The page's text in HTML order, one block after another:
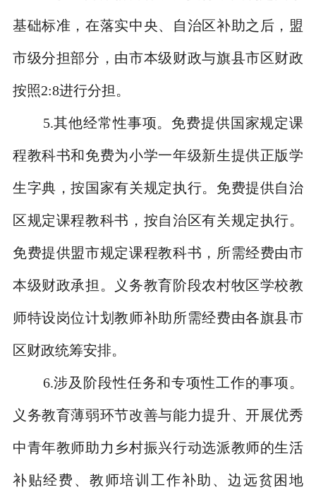
基础标准，在落实中央、自治区补助之后，盟
市级分担部分，由市本级财政与旗县市区财政
按照2:8进行分担。
5.其他经常性事项。免费提供国家规定课
程教科书和免费为小学一年级新生提供正版学
生字典，按国家有关规定执行。免费提供自治
区规定课程教科书，按自治区有关规定执行。
免费提供盟市规定课程教科书，所需经费由市
本级财政承担。义务教育阶段农村牧区学校教
师特设岗位计划教师补助所需经费由各旗县市
区财政统筹安排。
6.涉及阶段性任务和专项性工作的事项。
义务教育薄弱环节改善与能力提升、开展优秀
中青年教师助力乡村振兴行动选派教师的生活
补贴经费、教师培训工作补助、边远贫困地